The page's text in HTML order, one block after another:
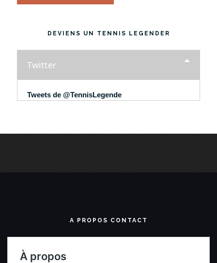
DEVIENS UN TENNIS LEGENDER
Twitter
Tweets de @TennisLegende
A PROPOS CONTACT